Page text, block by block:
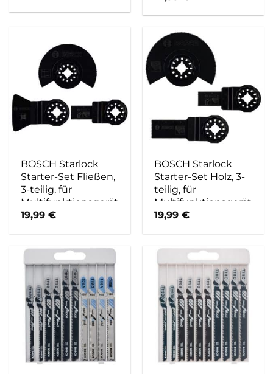
BOSCH Starlock
Starter-Set Fließen,
3-teilig, für
Multifunktionsgeräte
19,99€
BOSCH Starlock
Starter-Set Holz, 3-
teilig, für
Multifunktionsgeräte
19,99€